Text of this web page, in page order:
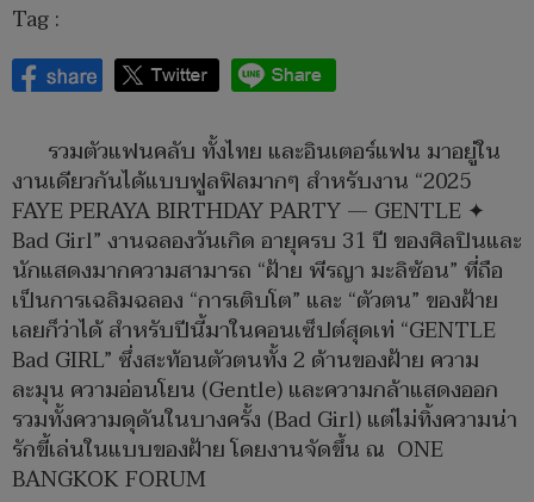
Tag :
รวมตัวแฟนคลับ ทั้งไทย และอินเตอร์แฟน มาอยู่ใน
งานเดียวกันได้แบบฟูลฟิลมากๆ สำหรับงาน “2025
FAYE PERAYA BIRTHDAY PARTY — GENTLE ✦
Bad Girl” งานฉลองวันเกิด อายุครบ 31 ปี ของศิลปินและ
นักแสดงมากความสามารถ “ฝ้าย พีรญา มะลิซ้อน” ที่ถือ
เป็นการเฉลิมฉลอง “การเติบโต” และ “ตัวตน” ของฝ้าย
เลยก็ว่าได้ สำหรับปีนี้มาในคอนเซ็ปต์สุดเท่ “GENTLE
Bad GIRL” ซึ่งสะท้อนตัวตนทั้ง 2 ด้านของฝ้าย ความ
ละมุน ความอ่อนโยน (Gentle) และความกล้าแสดงออก
รวมทั้งความดุดันในบางครั้ง (Bad Girl) แต่ไม่ทิ้งความน่า
รักขี้เล่นในแบบของฝ้าย โดยงานจัดขึ้น ณ ONE
BANGKOK FORUM